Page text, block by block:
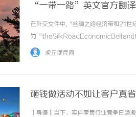
“一带一路”英文官方翻译
在外交文件中,“丝绸之路经济带和21世
为
为“theBeltandRoad”，缩写“B&R”
虎丘便民网
砸钱做活动不如让客户真
局突围
【导语】当下，实体零售行业竞争日趋